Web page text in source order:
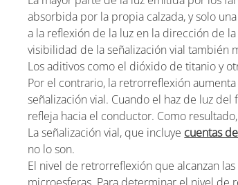
absorbida por la propia calzada, y solo
a la reflexión de la luz en la dirección de
visibilidad de la señalización vial también
Los aditivos como el dióxido de titanio y
Por el contrario, la retrorreflexión
señalización vial. Cuando el haz de luz
refleja hacia el conductor. Como
La señalización vial, que incluye cuentas
no lo son.
El nivel de retrorreflexión que alcanzan